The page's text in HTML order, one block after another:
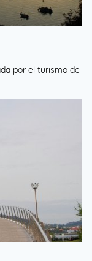
por el turismo de